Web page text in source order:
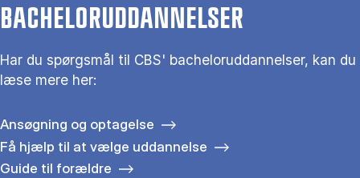
BACHELORUDDANNELSER
Har du spørgsmål til CBS' bacheloruddannelser, kan du
læse mere her:
Ansøgning og optagelse
Få hjælp til at vælge uddannelse
Guide til forældre